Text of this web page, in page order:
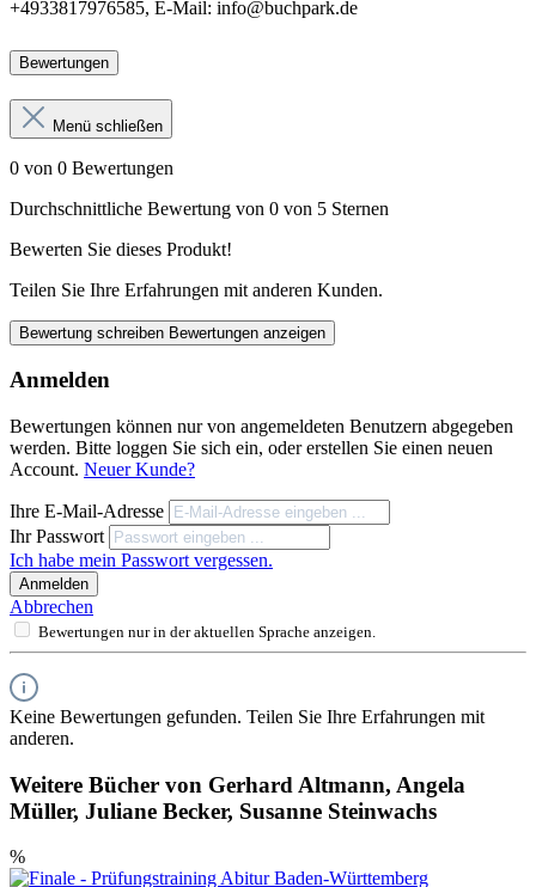
+4933817976585, E-Mail: info@buchpark.de
Bewertungen
Menü schließen
0 von 0 Bewertungen
Durchschnittliche Bewertung von 0 von 5 Sternen
Bewerten Sie dieses Produkt!
Teilen Sie Ihre Erfahrungen mit anderen Kunden.
Bewertung schreiben Bewertungen anzeigen
Anmelden
Bewertungen können nur von angemeldeten Benutzern abgegeben
werden. Bitte loggen Sie sich ein, oder erstellen Sie einen neuen
Account. Neuer Kunde?
Ihre E-Mail-Adresse
Ihr Passwort
Ich habe mein Passwort vergessen.
Anmelden
Abbrechen
Bewertungen nur in der aktuellen Sprache anzeigen.
Keine Bewertungen gefunden. Teilen Sie Ihre Erfahrungen mit
anderen.
Weitere Bücher von Gerhard Altmann, Angela
Müller, Juliane Becker, Susanne Steinwachs
%